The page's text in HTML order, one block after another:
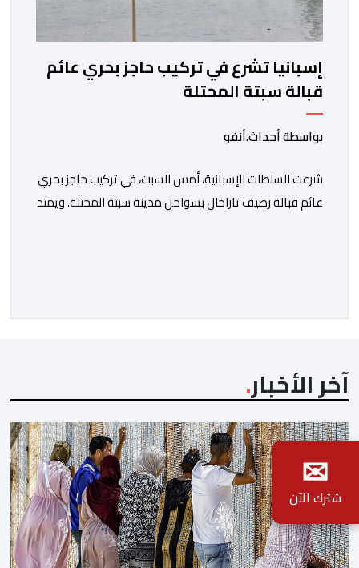
إسبانيا تشرع في تركيب حاجز بحري عائم
قبالة سبتة المحتلة
بواسطة أحداث.أنفو
شرعت السلطات الإسبانية، أمس السبت، في تركيب حاجز بحري
عائم قبالة رصيف تاراخال بسواحل مدينة سبتة المحتلة. ويمتد
آخر الأخبار
✉
شترك الآن